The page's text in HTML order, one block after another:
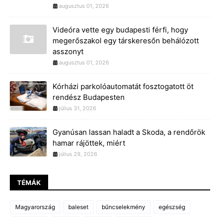
augusztus 01, 2026
Videóra vette egy budapesti férfi, hogy
megerőszakol egy társkeresőn behálózott
asszonyt
augusztus 01, 2026
Kórházi parkolóautomatát fosztogatott öt
rendész Budapesten
július 31, 2026
Gyanúsan lassan haladt a Skoda, a rendőrök
hamar rájöttek, miért
július 29, 2026
TÉMÁK
Magyarország baleset bűncselekmény egészség